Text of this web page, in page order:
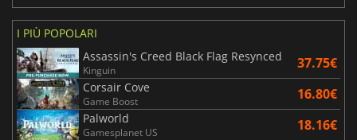
I PIÙ POPOLARI
Assassin's Creed Black Flag Resynced
Kinguin 37.75€
Corsair Cove
Game Boost 16.80€
Palworld
Gamesplanet US 18.16€